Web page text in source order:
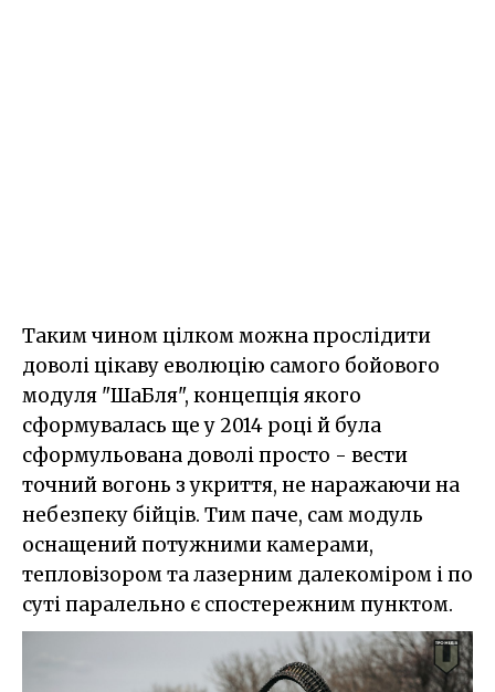
Таким чином цілком можна прослідити
доволі цікаву еволюцію самого бойового
модуля "ШаБля", концепція якого
сформувалась ще у 2014 році й була
сформульована доволі просто - вести
точний вогонь з укриття, не наражаючи на
небезпеку бійців. Тим паче, сам модуль
оснащений потужними камерами,
тепловізором та лазерним далекоміром і по
суті паралельно є спостережним пунктом.